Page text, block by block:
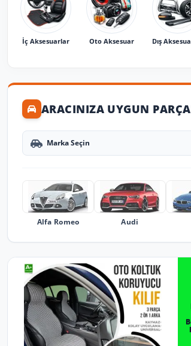
İç Aksesuarlar Oto Aksesuar Dış
ARACINIZA UYGUN
Marka Seçin
Alfa Romeo Audi